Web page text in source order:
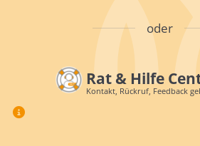
oder
Rat & Hilfe
Kontakt, Rückruf, Feedback